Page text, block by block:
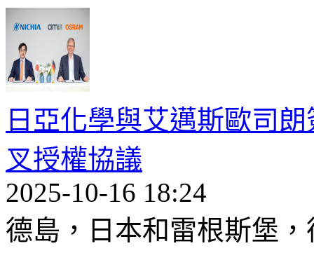
日亞化學與艾邁斯歐司
叉授權協議
2025-10-16 18:24
德島，日本和雷根斯堡